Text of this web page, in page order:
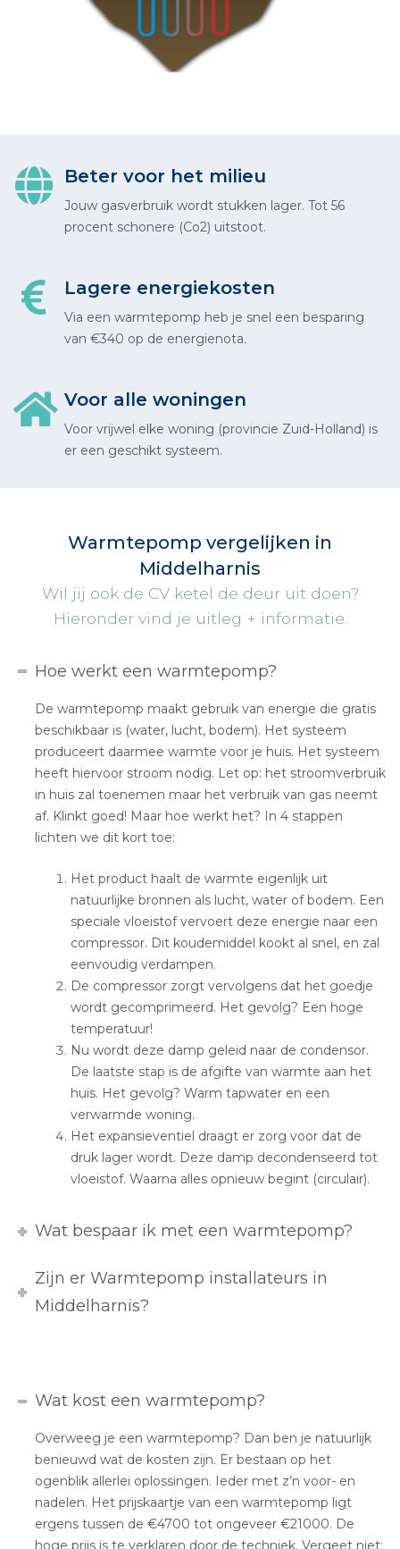
Beter voor het milieu
Jouw gasverbruik wordt stukken lager. Tot 56
procent schonere (Co2) uitstoot.
Lagere energiekosten
Via een warmtepomp heb je snel een besparing
van €340 op de energienota.
Voor alle woningen
Voor vrijwel elke woning (provincie Zuid-Holland) is
er een geschikt systeem.
Warmtepomp vergelijken in
Middelharnis
Wil jij ook de CV ketel de deur uit doen?
Hieronder vind je uitleg + informatie.
Hoe werkt een warmtepomp?
De warmtepomp maakt gebruik van energie die gratis
beschikbaar is (water, lucht, bodem). Het systeem
produceert daarmee warmte voor je huis. Het systeem
heeft hiervoor stroom nodig. Let op: het stroomverbruik
in huis zal toenemen maar het verbruik van gas neemt
af. Klinkt goed! Maar hoe werkt het? In 4 stappen
lichten we dit kort toe:
Het product haalt de warmte eigenlijk uit
natuurlijke bronnen als lucht, water of bodem. Een
speciale vloeistof vervoert deze energie naar een
compressor. Dit koudemiddel kookt al snel, en zal
eenvoudig verdampen.
De compressor zorgt vervolgens dat het goedje
wordt gecomprimeerd. Het gevolg? Een hoge
temperatuur!
Nu wordt deze damp geleid naar de condensor.
De laatste stap is de afgifte van warmte aan het
huis. Het gevolg? Warm tapwater en een
verwarmde woning.
Het expansieventiel draagt er zorg voor dat de
druk lager wordt. Deze damp decondenseerd tot
vloeistof. Waarna alles opnieuw begint (circulair).
Wat bespaar ik met een warmtepomp?
Zijn er Warmtepomp installateurs in
Middelharnis?
Wat kost een warmtepomp?
Overweeg je een warmtepomp? Dan ben je natuurlijk
benieuwd wat de kosten zijn. Er bestaan op het
ogenblik allerlei oplossingen. Ieder met z’n voor- en
nadelen. Het prijskaartje van een warmtepomp ligt
ergens tussen de €4700 tot ongeveer €21000. De
hoge prijs is te verklaren door de techniek. Vergeet niet: